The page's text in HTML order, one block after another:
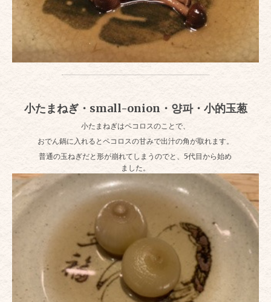
小たまねぎ・small-onion・양파・小的玉葱
小たまねぎはペコロスのことで、
おでん鍋に入れるとペコロスの甘みで出汁の角が取れます。
普通の玉ねぎだと形が崩れてしまうのでと、5代目から始め
ました。